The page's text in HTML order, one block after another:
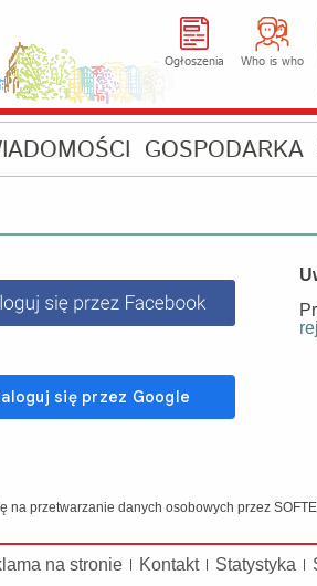
Ogłoszenia Who is who
GOSPODARKA
na przetwarzanie danych osobowych przez
na stronie Kontakt Statystyka